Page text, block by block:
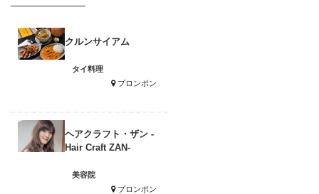
クルンサイアム
タイ料理
プロンポン
ヘアクラフト・ザン -
Hair Craft ZAN-
美容院
プロンポン